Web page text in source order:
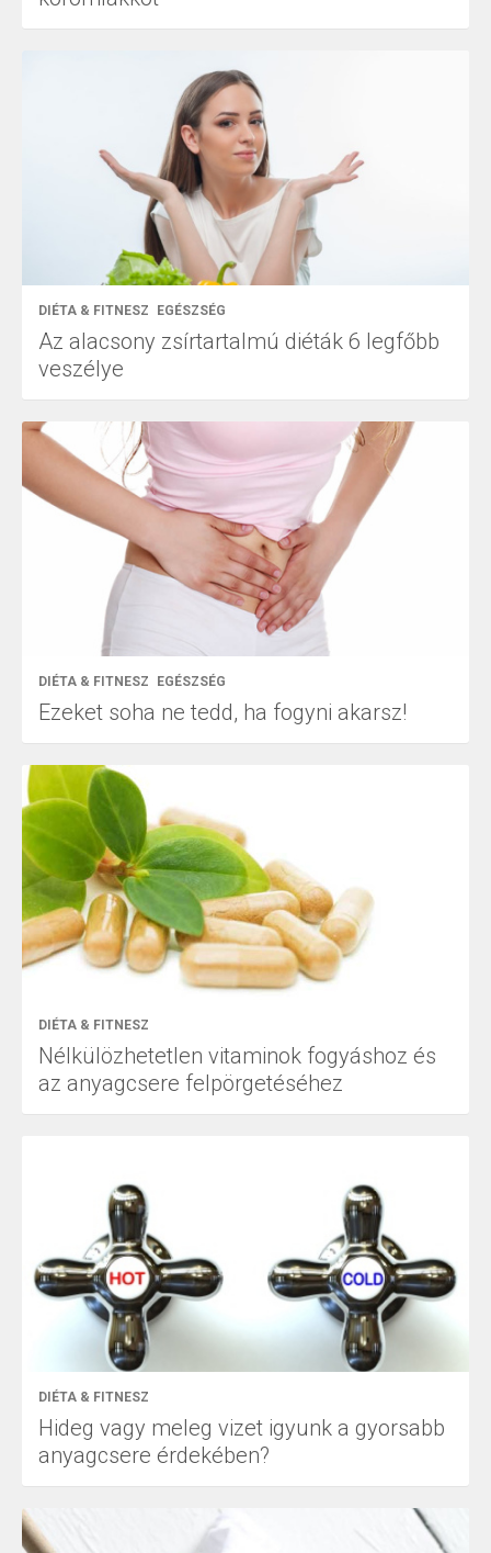
DIÉTA & FITNESZ EGÉSZSÉG
Az alacsony zsírtartalmú diéták 6 legfőbb
veszélye
DIÉTA & FITNESZ EGÉSZSÉG
Ezeket soha ne tedd, ha fogyni akarsz!
DIÉTA & FITNESZ
Nélkülözhetetlen vitaminok fogyáshoz és
az anyagcsere felpörgetéséhez
DIÉTA & FITNESZ
Hideg vagy meleg vizet igyunk a gyorsabb
anyagcsere érdekében?